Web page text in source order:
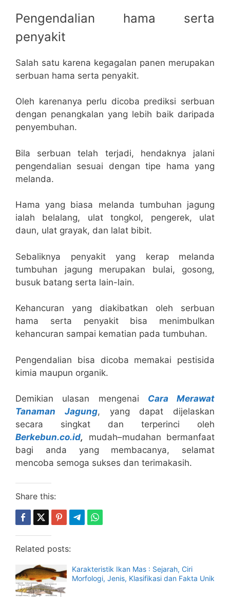
Pengendalian hama serta
penyakit
Salah satu karena kegagalan panen merupakan
serbuan hama serta penyakit.
Oleh karenanya perlu dicoba prediksi serbuan
dengan penangkalan yang lebih baik daripada
penyembuhan.
Bila serbuan telah terjadi, hendaknya jalani
pengendalian sesuai dengan tipe hama yang
melanda.
Hama yang biasa melanda tumbuhan jagung
ialah belalang, ulat tongkol, pengerek, ulat
daun, ulat grayak, dan lalat bibit.
Sebaliknya penyakit yang kerap melanda
tumbuhan jagung merupakan bulai, gosong,
busuk batang serta lain-lain.
Kehancuran yang diakibatkan oleh serbuan
hama serta penyakit bisa menimbulkan
kehancuran sampai kematian pada tumbuhan.
Pengendalian bisa dicoba memakai pestisida
kimia maupun organik.
Demikian ulasan mengenai Cara Merawat
Tanaman Jagung, yang dapat dijelaskan
secara singkat dan terperinci oleh
Berkebun.co.id, mudah–mudahan bermanfaat
bagi anda yang membacanya, selamat
mencoba semoga sukses dan terimakasih.
Share this:
Related posts:
Karakteristik Ikan Mas : Sejarah, Ciri
Morfologi, Jenis, Klasifikasi dan Fakta Unik